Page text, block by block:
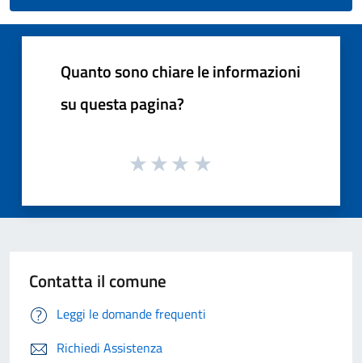
Quanto sono chiare le informazioni
su questa pagina?
Contatta il comune
Leggi le domande frequenti
Richiedi Assistenza